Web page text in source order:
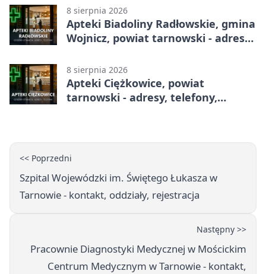
8 sierpnia 2026
Apteki Biadoliny Radłowskie, gmina
Wojnicz, powiat tarnowski - adresy,
8 sierpnia 2026
Apteki Ciężkowice, powiat
tarnowski - adresy, telefony,
<< Poprzedni
Szpital Wojewódzki im. Świętego Łukasza w
Tarnowie - kontakt, oddziały, rejestracja
Następny >>
Pracownie Diagnostyki Medycznej w Mościckim
Centrum Medycznym w Tarnowie - kontakt,